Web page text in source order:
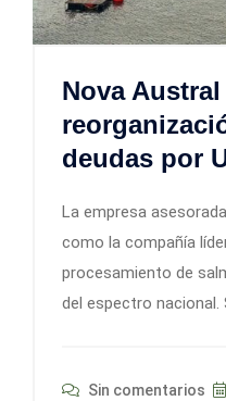
Nova
deudas por
La empresa
como la compañía
procesamiento de
del espectro nacional.
Sin comentarios